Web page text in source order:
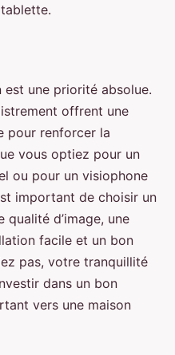
une priorité absolue.
offrent une
pour renforcer la
vous optiez pour un
ou pour un visiophone
important de choisir un
d’image, une
facile et un bon
pas, votre tranquillité
dans un bon
vers une maison